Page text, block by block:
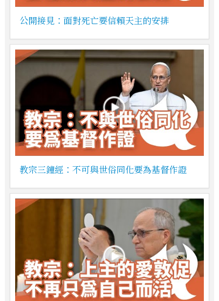
公開接見：面對死亡要信賴天主的安排
教宗三鐘經：不可與世俗同化要為基督作證